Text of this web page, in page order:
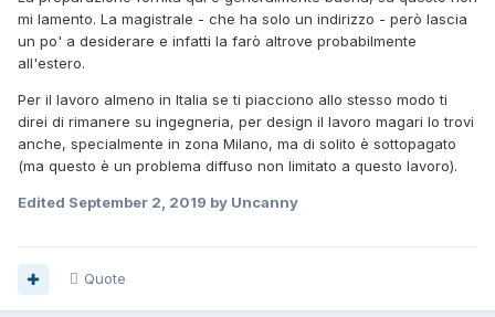
mi lamento. La magistrale - che ha solo un indirizzo - però lascia
un po' a desiderare e infatti la farò altrove probabilmente
all'estero.
Per il lavoro almeno in Italia se ti piacciono allo stesso modo ti
direi di rimanere su ingegneria, per design il lavoro magari lo trovi
anche, specialmente in zona Milano, ma di solito è sottopagato
(ma questo è un problema diffuso non limitato a questo lavoro).
Edited September 2, 2019 by Uncanny
Quote